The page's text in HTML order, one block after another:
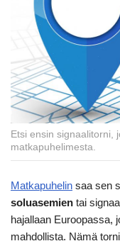
Etsi ensin signaalitorni,
matkapuhelimesta.
Matkapuhelin saa sen
soluasemien tai
hajallaan Euroopassa,
mahdollista. Nämä